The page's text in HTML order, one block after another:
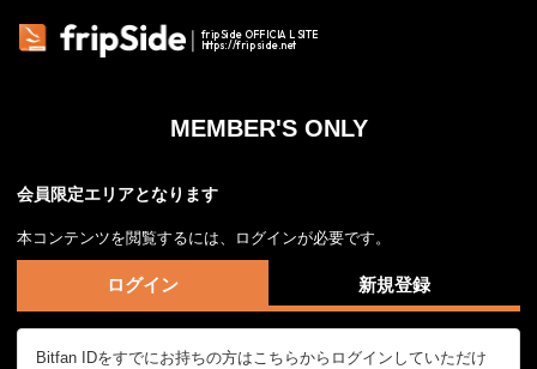
fripSide OFFICIAL SITE
https://fripside.net
MEMBER'S ONLY
会員限定エリアとなります
本コンテンツを閲覧するには、ログインが必要です。
ログイン 新規登録
Bitfan IDをすでにお持ちの方はこちらからログインしていただけ